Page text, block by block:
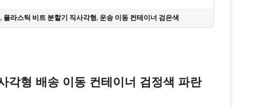
, 플라스틱 비트 분할기 직사각형, 운송 이동 컨테이너 검은색
각형 배송 이동 컨테이너 검정색 파란